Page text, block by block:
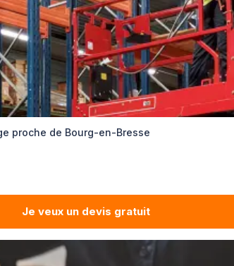
proche de Bourg-en-Bresse
Je veux un devis gratuit